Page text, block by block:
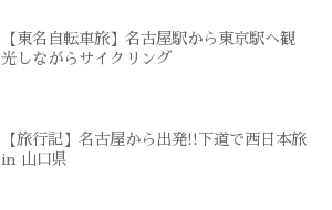
【東名自転車旅】名古屋駅から東京駅へ観
光しながらサイクリング
【旅行記】名古屋から出発!!下道で西日本旅
in 山口県